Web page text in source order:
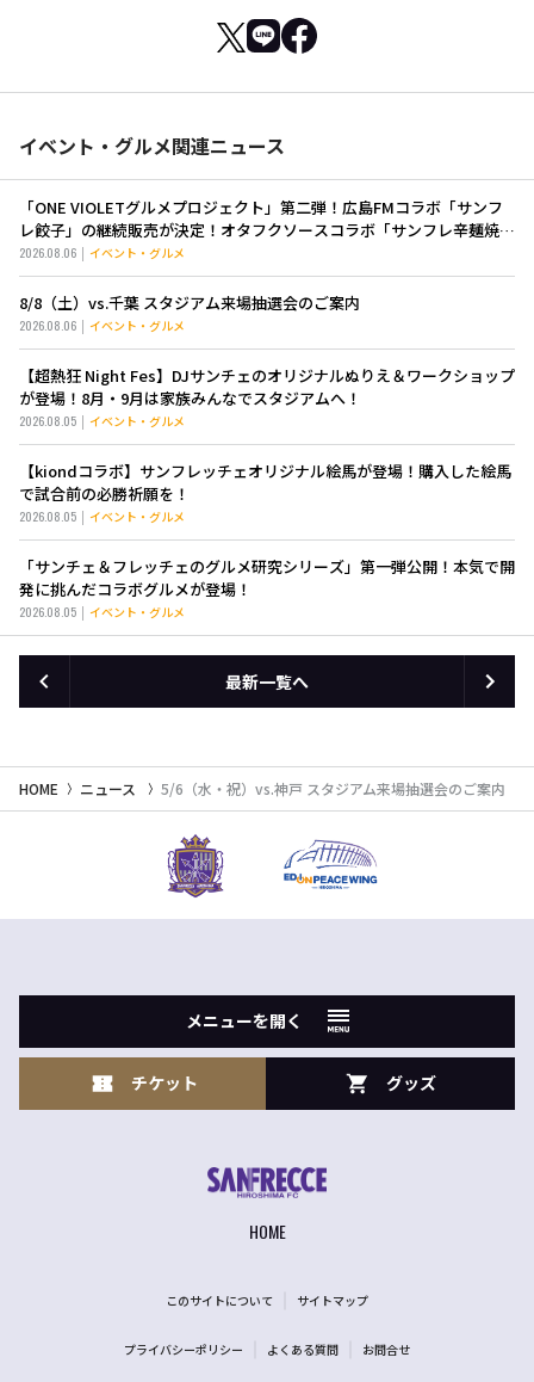
イベント・グルメ関連ニュース
「ONE VIOLETグルメプロジェクト」第二弾！広島FMコラボ「サンフ
レ餃子」の継続販売が決定！オタフクソースコラボ「サンフレ辛麺焼き
そば」も新登場！
2026.08.06 イベント・グルメ
8/8（土）vs.千葉 スタジアム来場抽選会のご案内
2026.08.06 イベント・グルメ
【超熱狂 Night Fes】DJサンチェのオリジナルぬりえ＆ワークショップ
が登場！8月・9月は家族みんなでスタジアムへ！
2026.08.05 イベント・グルメ
【kiondコラボ】サンフレッチェオリジナル絵馬が登場！購入した絵馬
で試合前の必勝祈願を！
2026.08.05 イベント・グルメ
「サンチェ＆フレッチェのグルメ研究シリーズ」第一弾公開！本気で開
発に挑んだコラボグルメが登場！
2026.08.05 イベント・グルメ
最新一覧へ
HOME ニュース 5/6（水・祝）vs.神戸 スタジアム来場抽選会のご案内
メニューを開く
チケット グッズ
HOME
このサイトについて サイトマップ
プライバシーポリシー よくある質問 お問合せ